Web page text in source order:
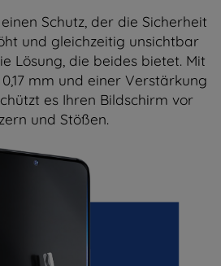
Schutz, der die Sicherheit
und gleichzeitig unsichtbar
Lösung, die beides bietet. Mit
mm und einer Verstärkung
es Ihren Bildschirm vor
und Stößen.